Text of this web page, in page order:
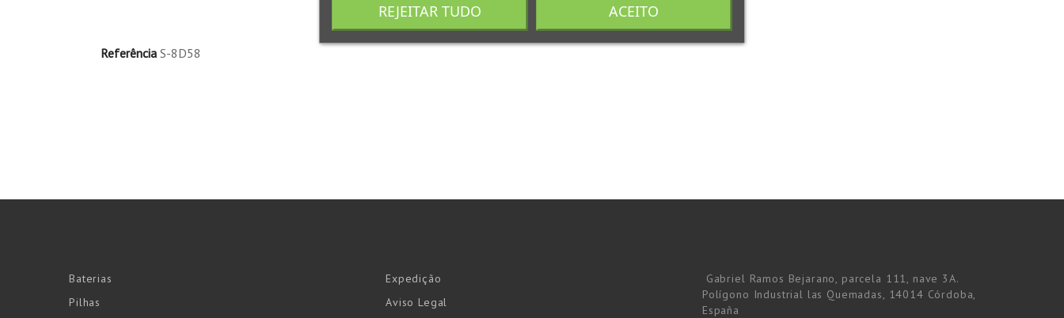
Referência S-8D58
Baterias
Pilhas
Expedição
Aviso Legal
Gabriel Ramos Bejarano, parcela 111, nave 3A.
Polígono Industrial las Quemadas, 14014 Córdoba,
España
REJEITAR TUDO ACEITO